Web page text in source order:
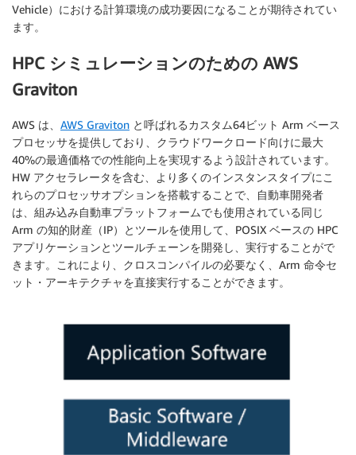
Vehicle）における計算環境の成功要因になることが期待されてい
ます。
HPC シミュレーションのための AWS
Graviton
AWS は、 AWS Graviton と呼ばれるカスタム64ビット Arm ベース
プロセッサを提供しており、クラウドワークロード向けに最大
40%の最適価格での性能向上を実現するよう設計されています。
HW アクセラレータを含む、より多くのインスタンスタイプにこ
れらのプロセッサオプションを搭載することで、自動車開発者
は、組み込み自動車プラットフォームでも使用されている同じ
Arm の知的財産（IP）とツールを使用して、POSIX ベースの HPC
アプリケーションとツールチェーンを開発し、実行することがで
きます。これにより、クロスコンパイルの必要なく、Arm 命令セ
ット・アーキテクチャを直接実行することができます。